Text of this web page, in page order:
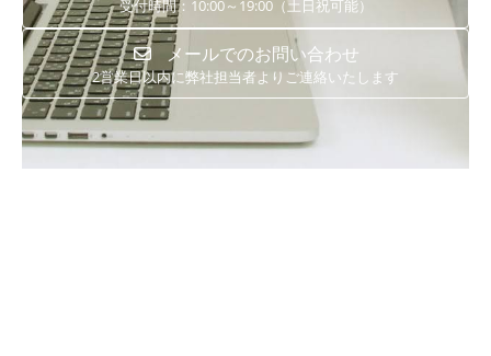
受付時間：10:00～19:00（土日祝可能）
メールでのお問い合わせ
2営業日以内に弊社担当者よりご連絡いたします